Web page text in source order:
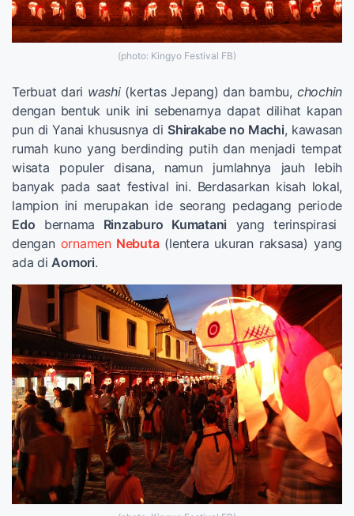
(photo: Kingyo Festival FB)
Terbuat dari washi(kertas Jepang) dan bambu, chochin
dengan bentuk unik ini sebenarnya dapat dilihat kapan
pun di Yanai khususnya di Shirakabe no Machi, kawasan
rumah kuno yang berdinding putih dan menjadi tempat
wisata populer disana, namun jumlahnya jauh lebih
banyak pada saat festival ini. Berdasarkan kisah lokal,
lampion ini merupakan ide seorang pedagang periode
Edo bernama Rinzaburo Kumatani yang terinspirasi
dengan ornamenNebuta(lentera ukuran raksasa) yang
ada diAomori.